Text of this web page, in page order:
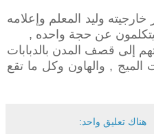
وليد المعلم وإعلامه
يتكلمون عن حجة واحده ,
إلى قصف المدن بالدبابات
الميج , والهاون وكل ما تقع
هناك تعليق واحد: